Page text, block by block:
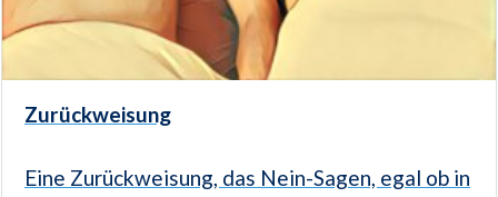
Zurückweisung
Eine Zurückweisung, das Nein-Sagen, egal ob in